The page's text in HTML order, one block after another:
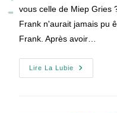
vous celle de Miep Gries
Frank n'aurait jamais pu
Frank. Après avoir…
Lire La Lubie
[VIDEO]
UNE